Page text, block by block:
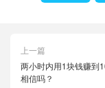
上一篇
两小时内用1块钱赚到
相信吗？